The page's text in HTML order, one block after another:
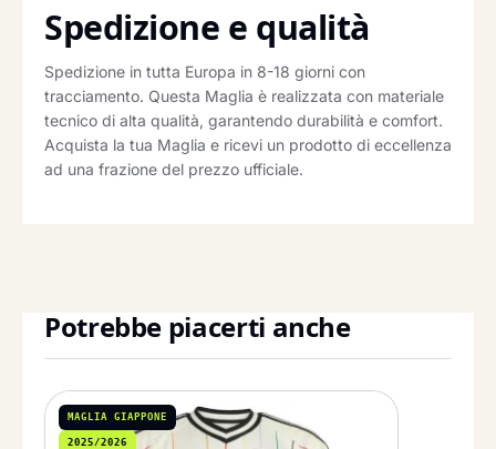
Spedizione e qualità
Spedizione in tutta Europa in 8-18 giorni con
tracciamento. Questa Maglia è realizzata con materiale
tecnico di alta qualità, garantendo durabilità e comfort.
Acquista la tua Maglia e ricevi un prodotto di eccellenza
ad una frazione del prezzo ufficiale.
Potrebbe piacerti anche
MAGLIA GIAPPONE
2025/2026